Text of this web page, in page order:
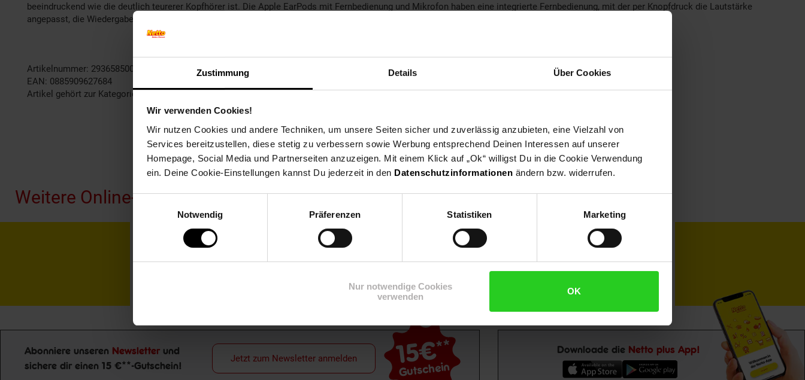
Zustimmung Details Über Cookies
Wir verwenden Cookies!
Wir nutzen Cookies und andere Techniken, um unsere Seiten sicher und zuverlässig anzubieten, eine Vielzahl von
Services bereitzustellen, diese stetig zu verbessern sowie Werbung entsprechend Deinen Interessen auf unserer
Homepage, Social Media und Partnerseiten anzuzeigen. Mit einem Klick auf „Ok“ willigst Du in die Cookie Verwendung
ein. Deine Cookie-Einstellungen kannst Du jederzeit in den Datenschutzinformationen ändern bzw. widerrufen.
Einwilligungsauswahl
Notwendig
Präferenzen Statistiken Marketing
Nur notwendige Cookies
verwenden
OK
beeindruckend wie die deutlich teurerer Kopfhörer ist. Die Apple EarPods mit Fernbedienung und Mikrofon haben eine integrierte Fernbedienung, mit der per Knopfdruck die Lautstärke
angepasst, die Wiedergabe von Musik und Video gesteuert und Anrufe angenommen oder beendet werden können.
Artikelnummer: 2936585000
EAN: 0885909627684
Artikel gehört zur Kategorie:Kopfhörer
Weitere Online-Angebote
Netto Reisen Weinwelt Rezeptwelt Karriere
Newsletter Anmeldung
Abonniere unseren Newsletter und
sichere dir einen 15 €**-Gutschein!
15€**
Gutschein
Jetzt zum Newsletter anmelden
Downloade die Netto plus App!